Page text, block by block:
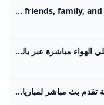
- YouTube Enjoy the videos and music you love, upload original content, and share it all with friends, family, and the world on YouTube.
حصريا .. شاهد مباراة الاهلي واستاد مالي علي الهواء مباشرة عبر ياللاكورة يلاكورة اعضاء وزوار Yallakora.com الكرام، يسعد الموقع ان يبلغكم بأنه حصل بشكل حصري علي حقوق بث ونقل لقائي الاهلي والزمالك في دوري ابطال افريقيا علي الهواء مباشرة. مباريات الغد 06:11 م 14/05/2012 حصريا .. شاهد مباراة الاهلي واستاد مالي علي الهواء مباشرة عبر ياللاكورة تابعنا على كتب - فريق عمل ياللاكورة:اعضاء وزوار Yallakora.com الكرام، يسعد الموقع ان يبلغكم بأنه حصل بشكل حصري علي حقوق بث ونقل لقاء الأهلي واستاد مالي في دوري ابطال افريقيا علي الهواء مباشرة.
kora plus - YouTube قناة رياضية تقدم بث مباشر لمباريات الدوري وكأس مصر.. ومتابعة الأخبار الحصرية.. وبرامج متنوعة